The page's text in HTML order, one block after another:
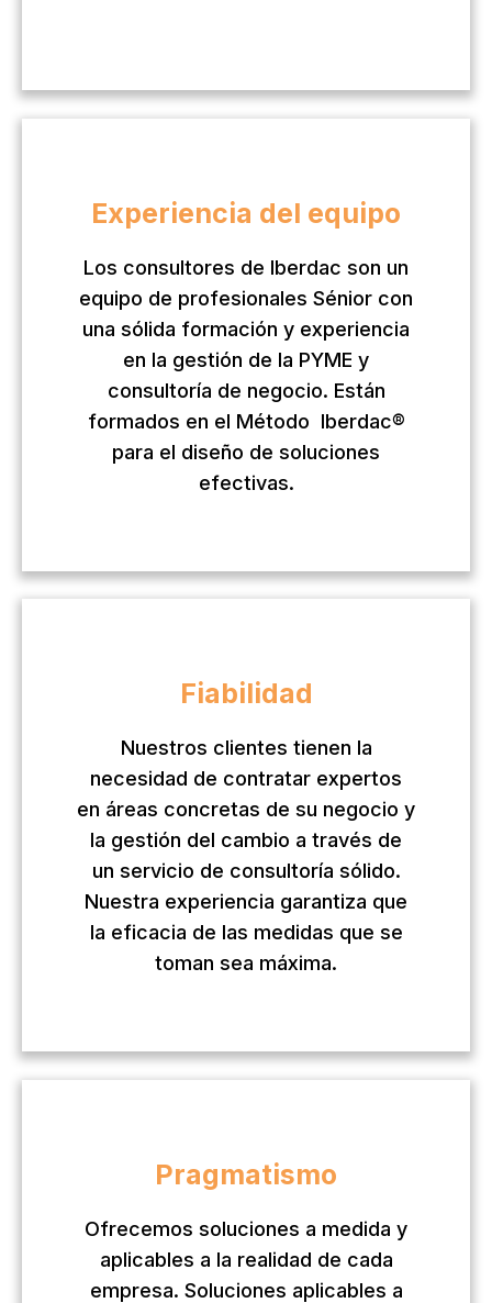
Experiencia del equipo
Los consultores de Iberdac son un
equipo de profesionales Sénior con
una sólida formación y experiencia
en la gestión de la PYME y
consultoría de negocio. Están
formados en el Método Iberdac®
para el diseño de soluciones
efectivas.
Fiabilidad
Nuestros clientes tienen la
necesidad de contratar expertos
en áreas concretas de su negocio y
la gestión del cambio a través de
un servicio de consultoría sólido.
Nuestra experiencia garantiza que
la eficacia de las medidas que se
toman sea máxima.
Pragmatismo
Ofrecemos soluciones a medida y
aplicables a la realidad de cada
empresa. Soluciones aplicables a